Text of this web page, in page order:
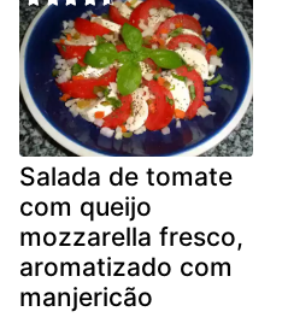
Salada de tomate
com queijo
mozzarella fresco,
aromatizado com
manjericão